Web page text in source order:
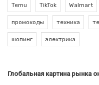
Temu TikTok Walmart
промокоды техника
шопинг электрика
Глобальная картина рынка